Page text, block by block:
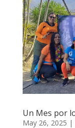
Un Mes por
May 26, 2025 |